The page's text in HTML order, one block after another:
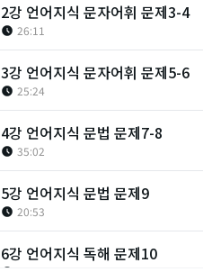
2강 언어지식 문자어휘 문제3-4
26:11
3강 언어지식 문자어휘 문제5-6
25:24
4강 언어지식 문법 문제7-8
35:02
5강 언어지식 문법 문제9
20:53
6강 언어지식 독해 문제10